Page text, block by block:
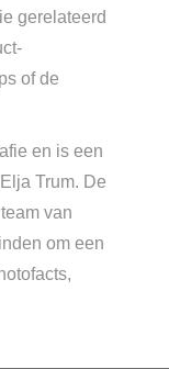
gerelateerd
of de
en is een
Trum. De
van
om een